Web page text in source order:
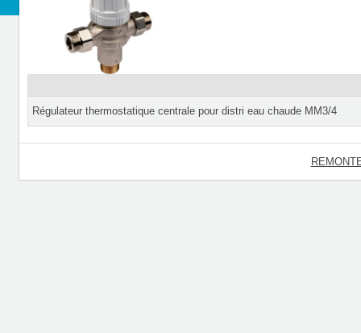
Régulateur thermostatique centrale pour distri eau chaude MM3/4